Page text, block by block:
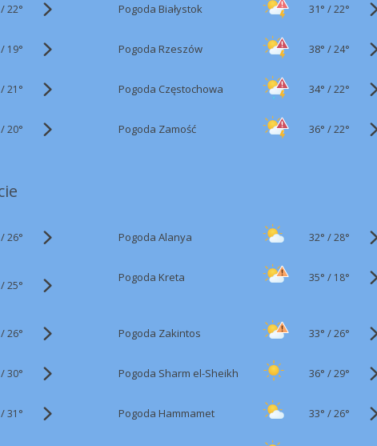
/22° Pogoda Białystok 31° /22°
/ 19° Pogoda Rzeszów 38° /24°
/21° Pogoda Częstochowa 34° /22°
/20° Pogoda Zamość 36° /22°
/26° Pogoda Alanya 32° /28°
/25°
Pogoda Kreta 35° / 18°
/26° Pogoda Zakintos 33° /26°
/30° Pogoda Sharm el-Sheikh 36° /29°
/31° Pogoda Hammamet 33° /26°